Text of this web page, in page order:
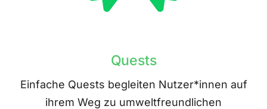
Quests
Einfache Quests begleiten Nutzer*innen auf
ihrem Weg zu umweltfreundlichen